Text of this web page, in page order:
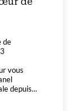
de
vous
depuis...